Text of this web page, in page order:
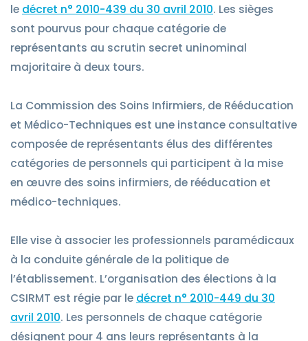
le décret n° 2010-439 du 30 avril 2010. Les sièges
sont pourvus pour chaque catégorie de
représentants au scrutin secret uninominal
majoritaire à deux tours.
La Commission des Soins Infirmiers, de Rééducation
et Médico-Techniques est une instance consultative
composée de représentants élus des différentes
catégories de personnels qui participent à la mise
en œuvre des soins infirmiers, de rééducation et
médico-techniques.
Elle vise à associer les professionnels paramédicaux
à la conduite générale de la politique de
l’établissement. L’organisation des élections à la
CSIRMT est régie par le décret n° 2010-449 du 30
avril 2010. Les personnels de chaque catégorie
désignent pour 4 ans leurs représentants à la